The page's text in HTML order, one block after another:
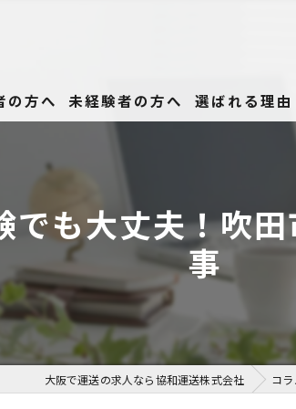
の方へ 未経験者の方へ 選ばれる理由
も大丈夫！吹
事
大阪で運送の求人なら協和運送株式会社 コ